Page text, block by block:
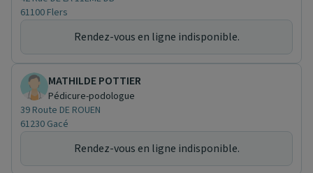
61100 Flers
Rendez-vous en ligne indisponible.
MATHILDE POTTIER
Pédicure-podologue
39 Route DE ROUEN
61230 Gacé
Rendez-vous en ligne indisponible.